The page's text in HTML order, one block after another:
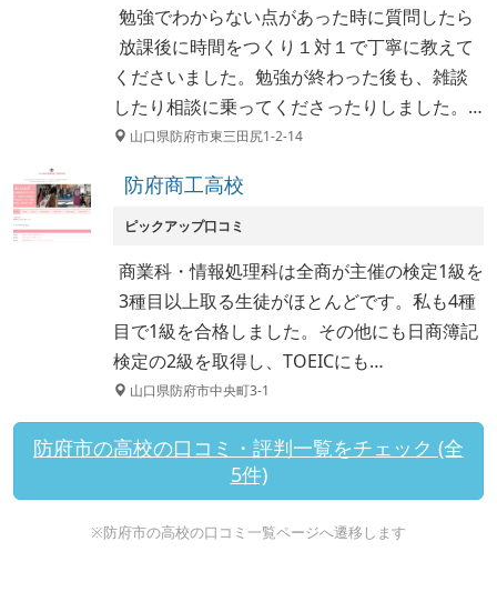
勉強でわからない点があった時に質問したら
放課後に時間をつくり１対１で丁寧に教えて
くださいました。勉強が終わった後も、雑談
したり相談に乗ってくださったりしました。…
山口県防府市東三田尻1-2-14
防府商工高校
ピックアップ口コミ
商業科・情報処理科は全商が主催の検定1級を
3種目以上取る生徒がほとんどです。私も4種
目で1級を合格しました。その他にも日商簿記
検定の2級を取得し、TOEICにも…
山口県防府市中央町3-1
防府市の高校の口コミ・評判一覧をチェック (全
5件)
※防府市の高校の口コミ一覧ページへ遷移します